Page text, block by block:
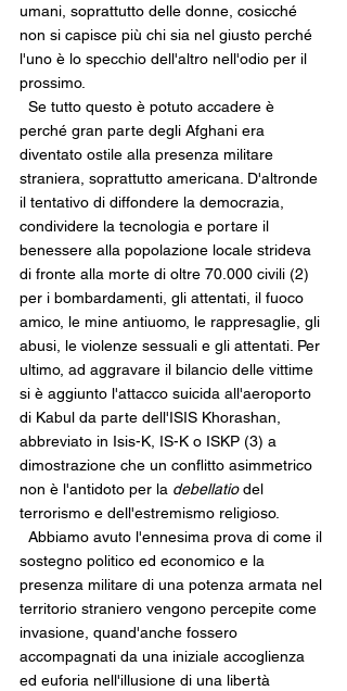
umani, soprattutto delle donne, cosicché
non si capisce più chi sia nel giusto perché
l'uno è lo specchio dell'altro nell'odio per il
prossimo.
perché gran parte degli Afghani era
diventato ostile alla presenza militare
straniera, soprattutto americana. D'altronde
il tentativo di diffondere la democrazia,
condividere la tecnologia e portare il
benessere alla popolazione locale strideva
di fronte alla morte di oltre 70.000 civili (2)
per i bombardamenti, gli attentati, il fuoco
amico, le mine antiuomo, le rappresaglie, gli
abusi, le violenze sessuali e gli attentati. Per
ultimo, ad aggravare il bilancio delle vittime
si è aggiunto l'attacco suicida all'aeroporto
di Kabul da parte dell'ISIS Khorashan,
abbreviato in Isis-K, IS-K o ISKP (3) a
dimostrazione che un conflitto asimmetrico
non è l'antidoto per la debellatio del
terrorismo e dell'estremismo religioso.
sostegno politico ed economico e la
presenza militare di una potenza armata nel
territorio straniero vengono percepite come
invasione, quand'anche fossero
accompagnati da una iniziale accoglienza
ed euforia nell'illusione di una libertà